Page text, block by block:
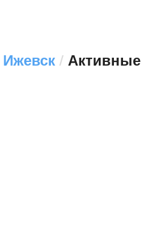
Ижевск / Активные